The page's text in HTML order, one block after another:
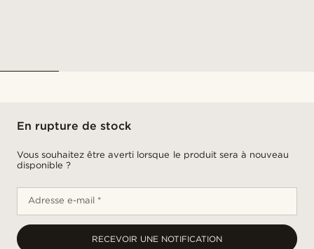
En rupture de stock
Vous souhaitez être averti lorsque le produit sera à nouveau
disponible ?
Adresse e-mail *
RECEVOIR UNE NOTIFICATION